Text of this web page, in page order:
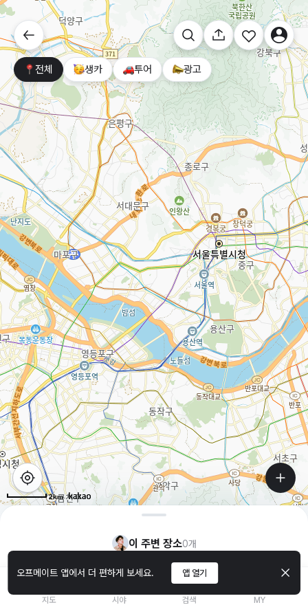
오프메이트 앱에서 더 편하게 보세요. 앱 열기
2km
전체 생카 투어 광고
이 주변 장소0개
지도 시야 검색 MY